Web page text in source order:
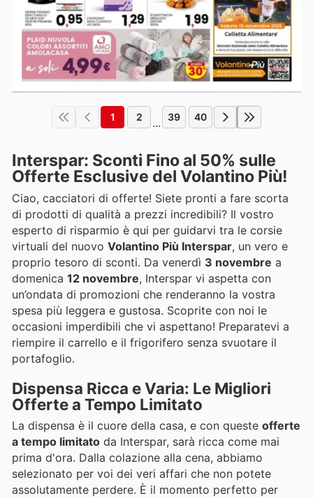
1 2 ... 39 40
Interspar: Sconti Fino al 50% sulle
Offerte Esclusive del Volantino Più!
Ciao, cacciatori di offerte! Siete pronti a fare scorta
di prodotti di qualità a prezzi incredibili? Il vostro
esperto di risparmio è qui per guidarvi tra le corsie
virtuali del nuovo Volantino Più Interspar, un vero e
proprio tesoro di sconti. Da venerdì 3 novembre a
domenica 12 novembre, Interspar vi aspetta con
un’ondata di promozioni che renderanno la vostra
spesa più leggera e gustosa. Scoprite con noi le
occasioni imperdibili che vi aspettano! Preparatevi a
riempire il carrello e il frigorifero senza svuotare il
portafoglio.
Dispensa Ricca e Varia: Le Migliori
Offerte a Tempo Limitato
La dispensa è il cuore della casa, e con queste offerte
a tempo limitato da Interspar, sarà ricca come mai
prima d'ora. Dalla colazione alla cena, abbiamo
selezionato per voi dei veri affari che non potete
assolutamente perdere. È il momento perfetto per